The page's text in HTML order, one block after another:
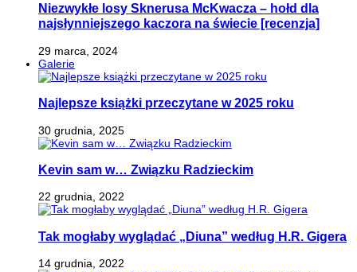
Niezwykłe losy Sknerusa McKwacza – hołd dla
najsłynniejszego kaczora na świecie [recenzja]
29 marca, 2024
Galerie
Najlepsze książki przeczytane w 2025 roku
30 grudnia, 2025
Kevin sam w… Związku Radzieckim
22 grudnia, 2022
Tak mogłaby wyglądać „Diuna” według H.R. Gigera
14 grudnia, 2022